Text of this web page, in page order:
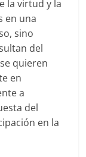
la virtud y la
en una
sino
del
quieren
en
a
del
en la